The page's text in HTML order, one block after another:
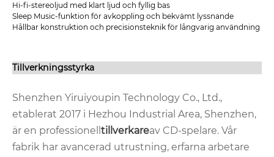
Hi-fi-stereoljud med klart ljud och fyllig bas
Sleep Music-funktion för avkoppling och bekvämt lyssnande
Hållbar konstruktion och precisionsteknik för långvarig användning
Tillverkningsstyrka
Shenzhen Yiruiyoupin Technology Co., Ltd.,
etablerat 2017 i Hezhou Industrial Area, Shenzhen,
är en professionell tillverkareav CD-spelare. Vår
fabrik har avancerad utrustning, erfarna arbetare